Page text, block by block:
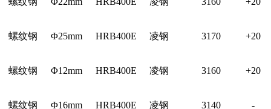
螺纹钢 Φ25mm HRB400E 凌钢 3170 +20
螺纹钢 Φ12mm HRB400E 凌钢 3160 +20
螺纹钢 Φ16mm HRB400E 凌钢 3140 -